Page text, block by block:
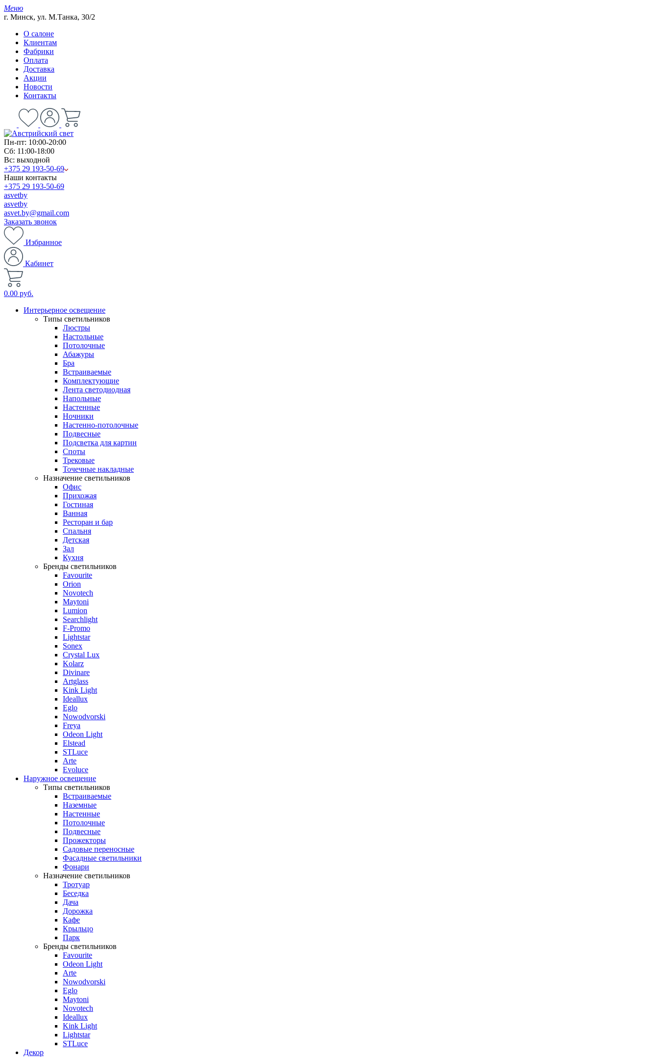
Меню
г. Минск, ул. М.Танка, 30/2
О салоне
Клиентам
Фабрики
Оплата
Доставка
Акции
Новости
Контакты
Пн-пт: 10:00-20:00
Сб: 11:00-18:00
Вс: выходной
+375 29 193-50-69
Наши контакты
+375 29 193-50-69
asvetby
asvetby
asvet.by@gmail.com
Заказать звонок
Избранное
Кабинет
0.00 руб.
Интерьерное освещение
Типы светильников
Люстры
Настольные
Потолочные
Абажуры
Бра
Встраиваемые
Комплектующие
Лента светодиодная
Напольные
Настенные
Ночники
Настенно-потолочные
Подвесные
Подсветка для картин
Споты
Трековые
Точечные накладные
Назначение светильников
Офис
Прихожая
Гостиная
Ванная
Ресторан и бар
Спальня
Детская
Зал
Кухня
Бренды светильников
Favourite
Orion
Novotech
Maytoni
Lumion
Searchlight
F-Promo
Lightstar
Sonex
Crystal Lux
Kolarz
Divinare
Artglass
Kink Light
Ideallux
Eglo
Nowodvorski
Freya
Odeon Light
Elstead
STLuce
Arte
Evoluce
Наружное освещение
Типы светильников
Встраиваемые
Наземные
Настенные
Потолочные
Подвесные
Прожекторы
Садовые переносные
Фасадные светильники
Фонари
Назначение светильников
Тротуар
Беседка
Дача
Дорожка
Кафе
Крыльцо
Парк
Бренды светильников
Favourite
Odeon Light
Arte
Nowodvorski
Eglo
Maytoni
Novotech
Ideallux
Kink Light
Lightstar
STLuce
Декор